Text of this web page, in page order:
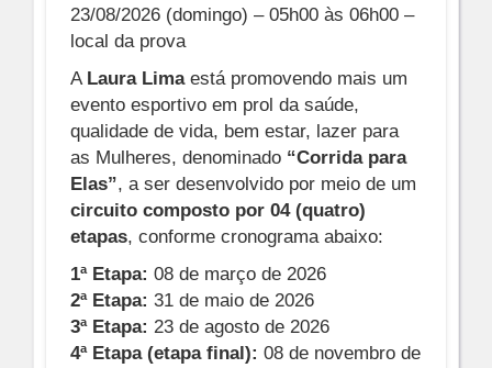
23/08/2026 (domingo) – 05h00 às 06h00 –
local da prova
A Laura Limaestá promovendo mais um
evento esportivo em prol da saúde,
qualidade de vida, bem estar, lazer para
as Mulheres, denominado “Corrida para
Elas”, a ser desenvolvido por meio de um
circuito composto por 04 (quatro)
etapas, conforme cronograma abaixo:
1ª Etapa: 08 de março de 2026
2ª Etapa: 31 de maio de 2026
3ª Etapa: 23 de agosto de 2026
4ª Etapa (etapa final): 08 de novembro de